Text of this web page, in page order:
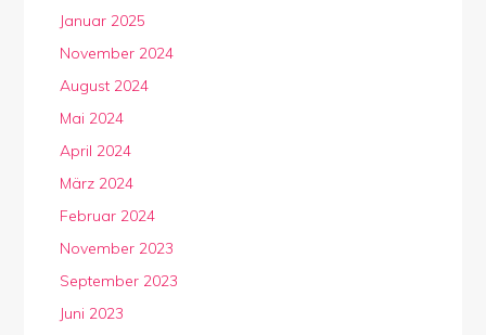
Januar 2025
November 2024
August 2024
Mai 2024
April 2024
März 2024
Februar 2024
November 2023
September 2023
Juni 2023